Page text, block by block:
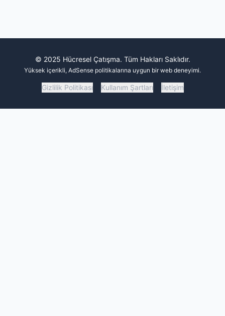
© 2025 Hücresel Çatışma. Tüm Hakları Saklıdır.
Yüksek içerikli, AdSense politikalarına uygun bir web deneyimi.
Gizlilik Politikası Kullanım Şartları İletişim